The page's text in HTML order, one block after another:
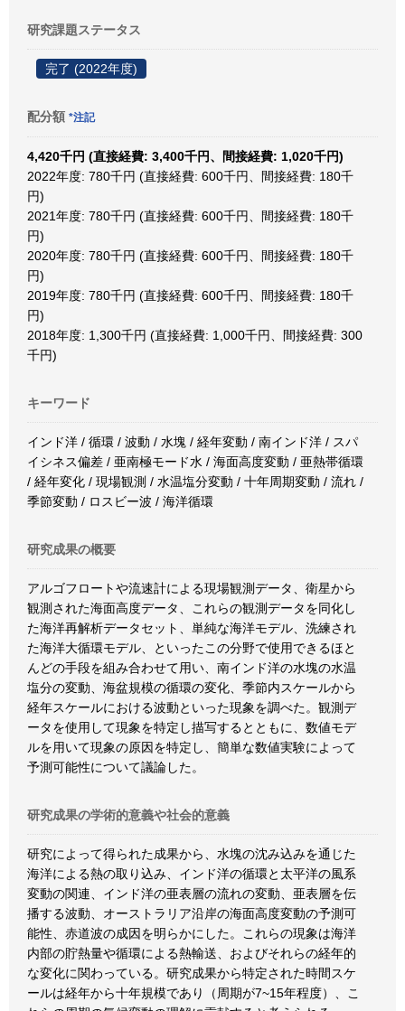
研究課題ステータス
完了 (2022年度)
配分額 *注記
4,420千円 (直接経費: 3,400千円、間接経費: 1,020千円)
2022年度: 780千円 (直接経費: 600千円、間接経費: 180千
円)
2021年度: 780千円 (直接経費: 600千円、間接経費: 180千
円)
2020年度: 780千円 (直接経費: 600千円、間接経費: 180千
円)
2019年度: 780千円 (直接経費: 600千円、間接経費: 180千
円)
2018年度: 1,300千円 (直接経費: 1,000千円、間接経費: 300
千円)
キーワード
インド洋 / 循環 / 波動 / 水塊 / 経年変動 / 南インド洋 / スパ
イシネス偏差 / 亜南極モード水 / 海面高度変動 / 亜熱帯循環
/ 経年変化 / 現場観測 / 水温塩分変動 / 十年周期変動 / 流れ /
季節変動 / ロスビー波 / 海洋循環
研究成果の概要
アルゴフロートや流速計による現場観測データ、衛星から
観測された海面高度データ、これらの観測データを同化し
た海洋再解析データセット、単純な海洋モデル、洗練され
た海洋大循環モデル、といったこの分野で使用できるほと
んどの手段を組み合わせて用い、南インド洋の水塊の水温
塩分の変動、海盆規模の循環の変化、季節内スケールから
経年スケールにおける波動といった現象を調べた。観測デ
ータを使用して現象を特定し描写するとともに、数値モデ
ルを用いて現象の原因を特定し、簡単な数値実験によって
予測可能性について議論した。
研究成果の学術的意義や社会的意義
研究によって得られた成果から、水塊の沈み込みを通じた
海洋による熱の取り込み、インド洋の循環と太平洋の風系
変動の関連、インド洋の亜表層の流れの変動、亜表層を伝
播する波動、オーストラリア沿岸の海面高度変動の予測可
能性、赤道波の成因を明らかにした。これらの現象は海洋
内部の貯熱量や循環による熱輸送、およびそれらの経年的
な変化に関わっている。研究成果から特定された時間スケ
ールは経年から十年規模であり（周期が7~15年程度）、こ